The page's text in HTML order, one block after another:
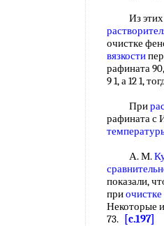
Из этих
очистке
вязкости
рафината
9 1, а 12 1,
При
рафината с
А. М.
показали,
при
Некоторые
73.
[c.197]